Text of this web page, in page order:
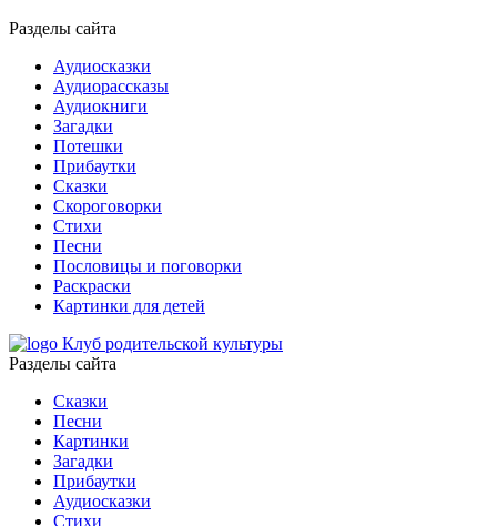
Разделы сайта
Аудиосказки
Аудиорассказы
Аудиокниги
Загадки
Потешки
Прибаутки
Сказки
Скороговорки
Стихи
Песни
Пословицы и поговорки
Раскраски
Картинки для детей
Клуб родительской культуры
Разделы сайта
Сказки
Песни
Картинки
Загадки
Прибаутки
Аудиосказки
Стихи